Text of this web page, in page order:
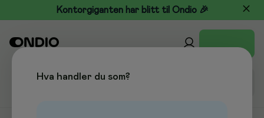
Kontorgiganten har blitt til Ondio 🎉
Hva handler du som?